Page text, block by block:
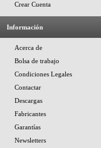
Crear Cuenta
Información
Acerca de
Bolsa de trabajo
Condiciones Legales
Contactar
Descargas
Fabricantes
Garantías
Newsletters